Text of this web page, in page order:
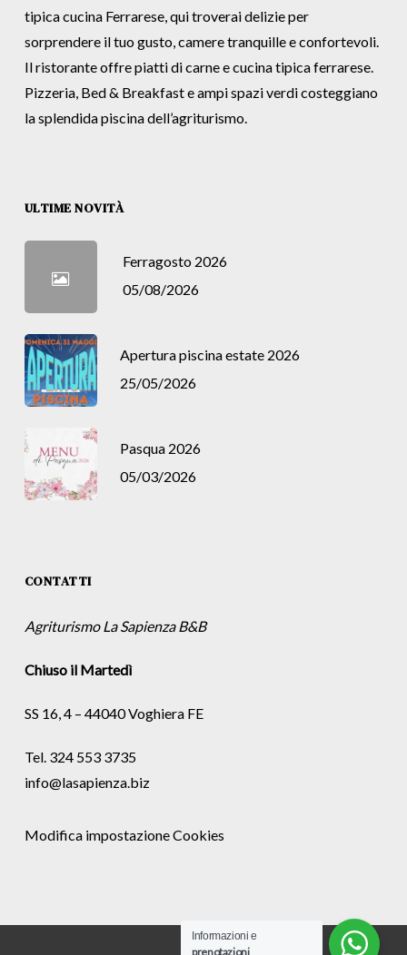
tipica cucina Ferrarese, qui troverai delizie per
sorprendere il tuo gusto, camere tranquille e confortevoli.
Il ristorante offre piatti di carne e cucina tipica ferrarese.
Pizzeria, Bed & Breakfast e ampi spazi verdi costeggiano
la splendida piscina dell’agriturismo.
ULTIME NOVITÀ
Ferragosto 2026
05/08/2026
Apertura piscina estate 2026
25/05/2026
Pasqua 2026
05/03/2026
CONTATTI
Agriturismo La Sapienza B&B
Chiuso il Martedì
SS 16, 4 – 44040 Voghiera FE
Tel. 324 553 3735
info@lasapienza.biz
Modifica impostazione Cookies
Informazioni e
prenotazioni